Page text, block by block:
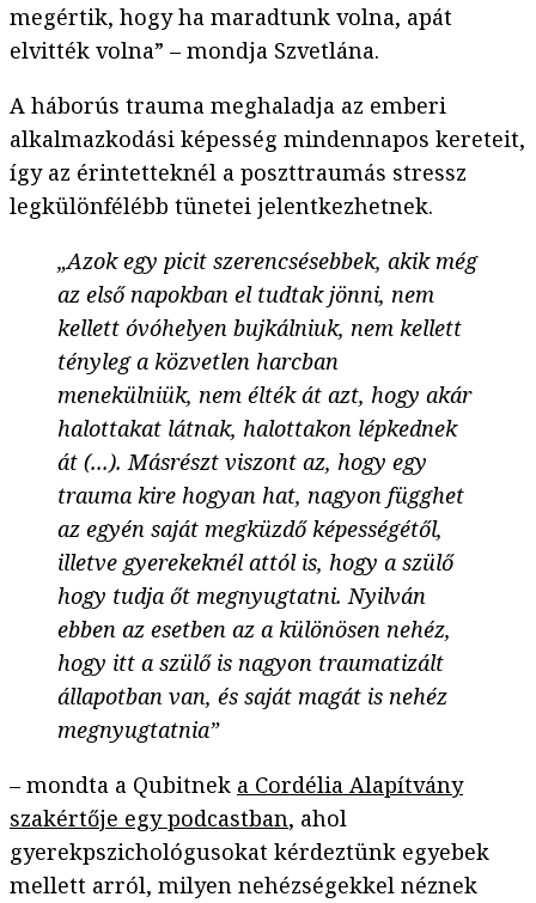
megértik, hogy ha maradtunk volna, apát
elvitték volna” – mondja Szvetlána.
A háborús trauma meghaladja az emberi
alkalmazkodási képesség mindennapos kereteit,
így az érintetteknél a poszttraumás stressz
legkülönfélébb tünetei jelentkezhetnek.
„Azok egy picit szerencsésebbek, akik még
az első napokban el tudtak jönni, nem
kellett óvóhelyen bujkálniuk, nem kellett
tényleg a közvetlen harcban
menekülniük, nem élték át azt, hogy akár
halottakat látnak, halottakon lépkednek
át (...). Másrészt viszont az, hogy egy
trauma kire hogyan hat, nagyon függhet
az egyén saját megküzdő képességétől,
illetve gyerekeknél attól is, hogy a szülő
hogy tudja őt megnyugtatni. Nyilván
ebben az esetben az a különösen nehéz,
hogy itt a szülő is nagyon traumatizált
állapotban van, és saját magát is nehéz
megnyugtatnia”
– mondta a Qubitnek a Cordélia Alapítvány
szakértője egy podcastban, ahol
gyerekpszichológusokat kérdeztünk egyebek
mellett arról, milyen nehézségekkel néznek